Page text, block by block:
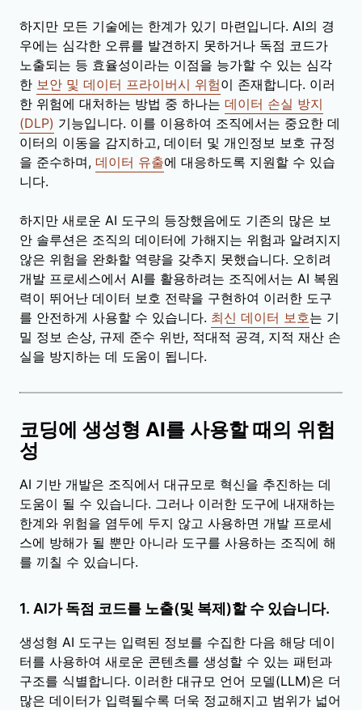
하지만 모든 기술에는 한계가 있기 마련입니다. AI의 경
우에는 심각한 오류를 발견하지 못하거나 독점 코드가
노출되는 등 효율성이라는 이점을 능가할 수 있는 심각
한 보안 및 데이터 프라이버시 위험이 존재합니다. 이러
한 위험에 대처하는 방법 중 하나는 데이터 손실 방지
(DLP) 기능입니다. 이를 이용하여 조직에서는 중요한 데
이터의 이동을 감지하고, 데이터 및 개인정보 보호 규정
을 준수하며, 데이터 유출에 대응하도록 지원할 수 있습
니다.
하지만 새로운 AI 도구의 등장했음에도 기존의 많은 보
안 솔루션은 조직의 데이터에 가해지는 위험과 알려지지
않은 위험을 완화할 역량을 갖추지 못했습니다. 오히려
개발 프로세스에서 AI를 활용하려는 조직에서는 AI 복원
력이 뛰어난 데이터 보호 전략을 구현하여 이러한 도구
를 안전하게 사용할 수 있습니다. 최신 데이터 보호는 기
밀 정보 손상, 규제 준수 위반, 적대적 공격, 지적 재산 손
실을 방지하는 데 도움이 됩니다.
코딩에 생성형 AI를 사용할 때의 위험
성
AI 기반 개발은 조직에서 대규모로 혁신을 추진하는 데
도움이 될 수 있습니다. 그러나 이러한 도구에 내재하는
한계와 위험을 염두에 두지 않고 사용하면 개발 프로세
스에 방해가 될 뿐만 아니라 도구를 사용하는 조직에 해
를 끼칠 수 있습니다.
1. AI가 독점 코드를 노출(및 복제)할 수 있습니다.
생성형 AI 도구는 입력된 정보를 수집한 다음 해당 데이
터를 사용하여 새로운 콘텐츠를 생성할 수 있는 패턴과
구조를 식별합니다. 이러한 대규모 언어 모델(LLM)은 더
많은 데이터가 입력될수록 더욱 정교해지고 범위가 넓어